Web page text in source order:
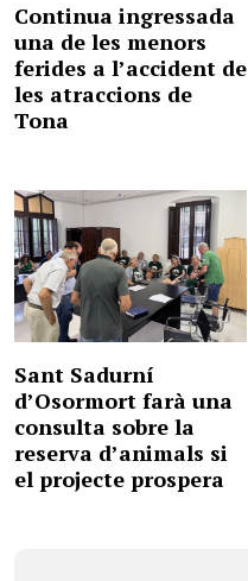
Continua ingressada
una de les menors
ferides a l’accident de
les atraccions de
Tona
Sant Sadurní
d’Osormort farà una
consulta sobre la
reserva d’animals si
el projecte prospera